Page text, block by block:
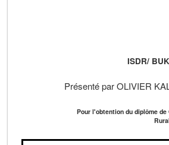
ISDR/
Présenté par OLIVIER
Pour l'obtention du diplôme